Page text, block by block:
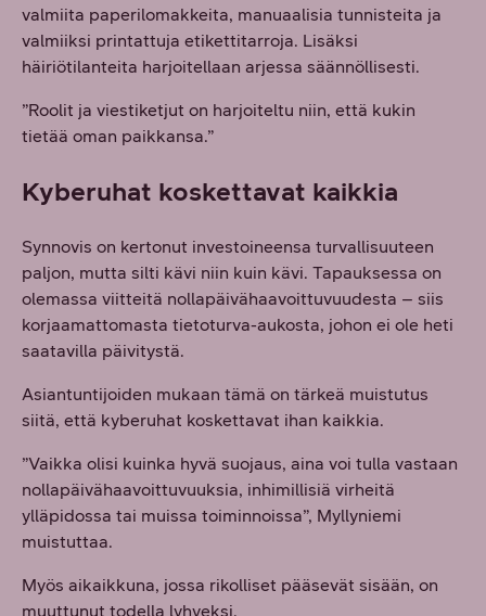
valmiita paperilomakkeita, manuaalisia tunnisteita ja
valmiiksi printattuja etikettitarroja. Lisäksi
häiriötilanteita harjoitellaan arjessa säännöllisesti.
”Roolit ja viestiketjut on harjoiteltu niin, että kukin
tietää oman paikkansa.”
Kyberuhat koskettavat kaikkia
Synnovis on kertonut investoineensa turvallisuuteen
paljon, mutta silti kävi niin kuin kävi. Tapauksessa on
olemassa viitteitä nollapäivähaavoittuvuudesta – siis
korjaamattomasta tietoturva-aukosta, johon ei ole heti
saatavilla päivitystä.
Asiantuntijoiden mukaan tämä on tärkeä muistutus
siitä, että kyberuhat koskettavat ihan kaikkia.
”Vaikka olisi kuinka hyvä suojaus, aina voi tulla vastaan
nollapäivähaavoittuvuuksia, inhimillisiä virheitä
ylläpidossa tai muissa toiminnoissa”, Myllyniemi
muistuttaa.
Myös aikaikkuna, jossa rikolliset pääsevät sisään, on
muuttunut todella lyhyeksi.